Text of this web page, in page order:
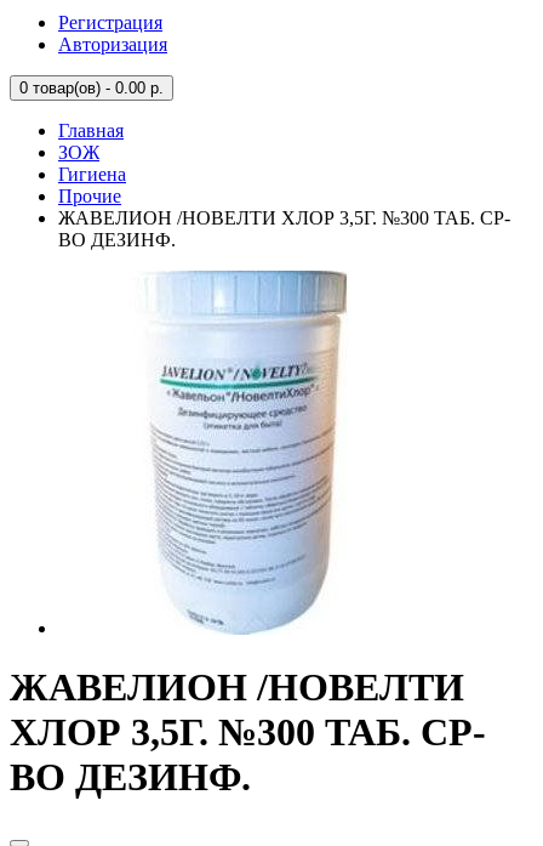
Регистрация
Авторизация
0 товар(ов) - 0.00 р.
Главная
ЗОЖ
Гигиена
Прочие
ЖАВЕЛИОН /НОВЕЛТИ ХЛОР 3,5Г. №300 ТАБ. СР-
ВО ДЕЗИНФ.
ЖАВЕЛИОН /НОВЕЛТИ
ХЛОР 3,5Г. №300 ТАБ. СР-
ВО ДЕЗИНФ.